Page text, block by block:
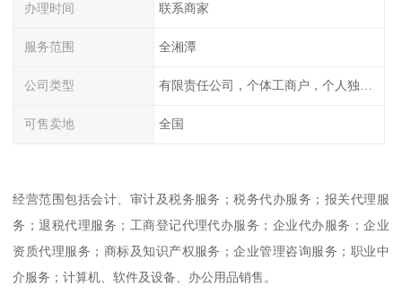
办理时间 联系商家
服务范围 全湘潭
公司类型
可售卖地 全国
经营范围包括会计、审计及税务服务；税务代办服务；报关代理服
务；退税代理服务；工商登记代理代办服务；企业代办服务；企业
资质代理服务；商标及知识产权服务；企业管理咨询服务；职业中
介服务；计算机、软件及设备、办公用品销售。